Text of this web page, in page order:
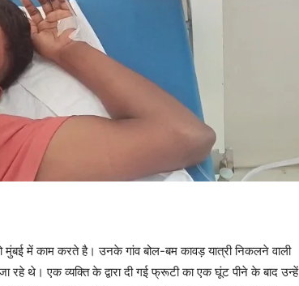
मुंबई में काम करते है। उनके गांव बोल-बम कावड़ यात्री निकलने वाली
रहे थे। एक व्यक्ति के द्वारा दी गई फ्रूटी का एक घूंट पीने के बाद उन्हें